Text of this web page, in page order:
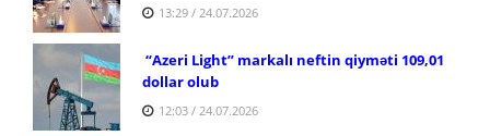
13:29 / 24.07.2026
“Azeri Light” markalı neftin qiyməti 109,01
dollar olub
12:03 / 24.07.2026